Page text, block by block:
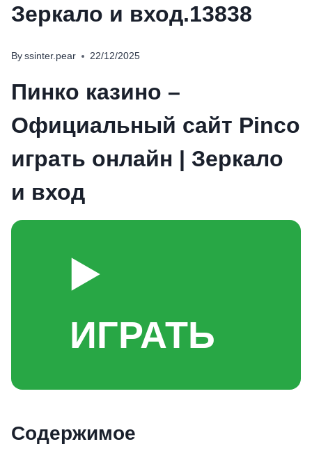
Зеркало и вход.13838
By ssinter.pear 22/12/2025
Пинко казино –
Официальный сайт Pinco
играть онлайн | Зеркало
и вход
▶️
ИГРАТЬ
Содержимое